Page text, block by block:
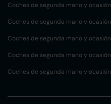
Coches de segunda mano y ocasión
Coches de segunda mano y ocasión
Coches de segunda mano y ocasión
Coches de segunda mano y ocasión
Coches de segunda mano y ocasión